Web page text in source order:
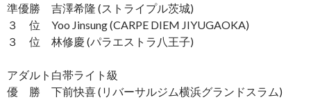
準優勝 吉澤希隆 (ストライプル茨城)
３ 位 Yoo Jinsung (CARPE DIEM JIYUGAOKA)
３ 位 林修慶 (パラエストラ八王子)
アダルト白帯ライト級
優 勝 下前快喜 (リバーサルジム横浜グランドスラム)